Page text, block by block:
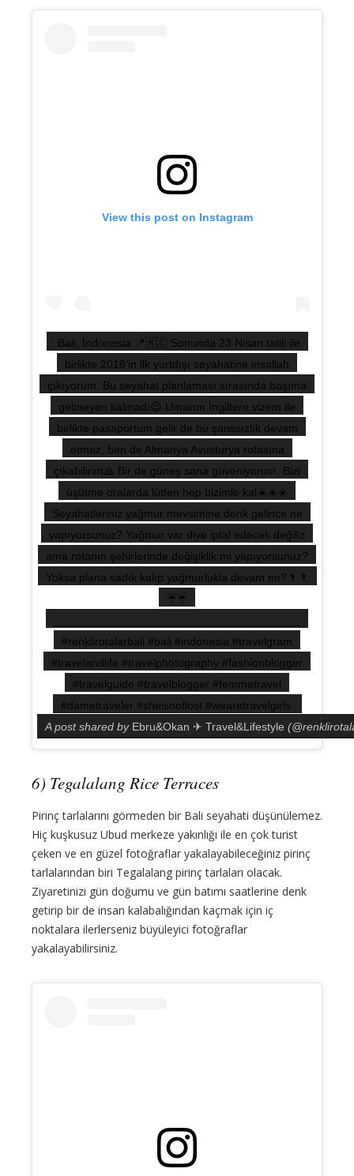
View this post on Instagram
Bali, Indonesia 📍🇲🇨 Sonunda 23 Nisan tatili ile
birlikte 2018’in ilk yurtdışı seyahatine insallah
çıkıyorum. Bu seyahat planlaması sırasında başıma
gelmeyen kalmadı😌 Umarım İngiltere vizem ile
birlikte pasaportum gelir de bu şanssızlık devam
etmez, ben de Almanya Avusturya rotasına
çıkabilirim🙏 Bir de güneş sana güveniyorum. Bizi
üşütme oralarda lütfen hep bizimle kal☀️☀️☀️
Seyahatleriniz yağmur mevsimine denk gelince ne
yapıyorsunuz? Yağmur var diye iptal edecek değiliz
ama rotanın şehirlerinde değişiklik mi yapıyorsunuz?
Yoksa plana sadık kalıp yağmurlukla devam mı?🌂🌂
☔️☔️
#renklirotalarbali #bali #indonesia #travelgram
#travelandlife #travelphotography #fashionblogger
#travelguide #travelblogger #femmetravel
#dametraveler #sheisnotlost #wearetravelgirls
A post shared by Ebru&Okan ✈ Travel&Lifestyle
6) Tegalalang Rice Terraces
Pirinç tarlalarını görmeden bir Bali seyahati düşünülemez.
Hiç kuşkusuz Ubud merkeze yakınlığı ile en çok turist
çeken ve en güzel fotoğraflar yakalayabileceğiniz pirinç
tarlalarından biri Tegalalang pirinç tarlaları olacak.
Ziyaretinizi gün doğumu ve gün batımı saatlerine denk
getirip bir de insan kalabalığından kaçmak için iç
noktalara ilerlerseniz büyüleyici fotoğraflar
yakalayabilirsiniz.